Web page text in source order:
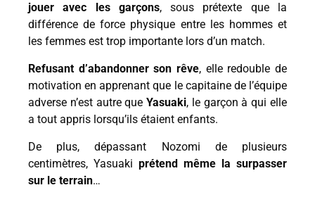
jouer avec les garçons, sous prétexte que la
différence de force physique entre les hommes et
les femmes est trop importante lors d’un match.
Refusant d’abandonner son rêve, elle redouble de
motivation en apprenant que le capitaine de l’équipe
adverse n’est autre queYasuaki, le garçon à qui elle
a tout appris lorsqu’ils étaient enfants.
De plus, dépassant Nozomi de plusieurs
centimètres, Yasuaki prétend même la surpasser
sur le terrain…